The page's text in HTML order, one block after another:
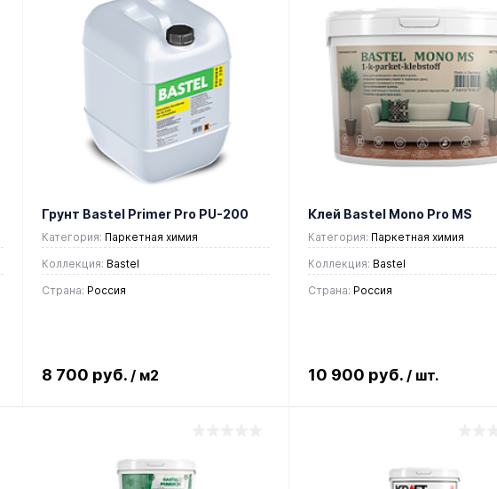
Грунт Bastel Primer Pro PU-200
Категория: Паркетная химия
Коллекция: Bastel
Страна: Россия
8 700 руб. / м2
Клей Bastel Mono Pro MS
Категория: Паркетная химия
Коллекция: Bastel
Страна: Россия
10 900 руб. / шт.